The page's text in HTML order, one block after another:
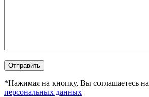
*Нажимая на кнопку, Вы соглашаетесь на
персональных данных